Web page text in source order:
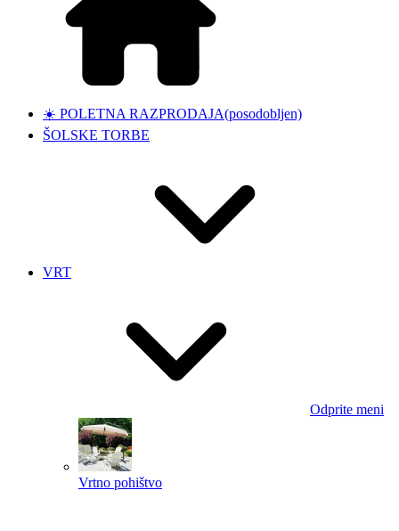
☀️ POLETNA RAZPRODAJA(posodobljen)
ŠOLSKE TORBE
VRT
Odprite meni
Vrtno pohištvo